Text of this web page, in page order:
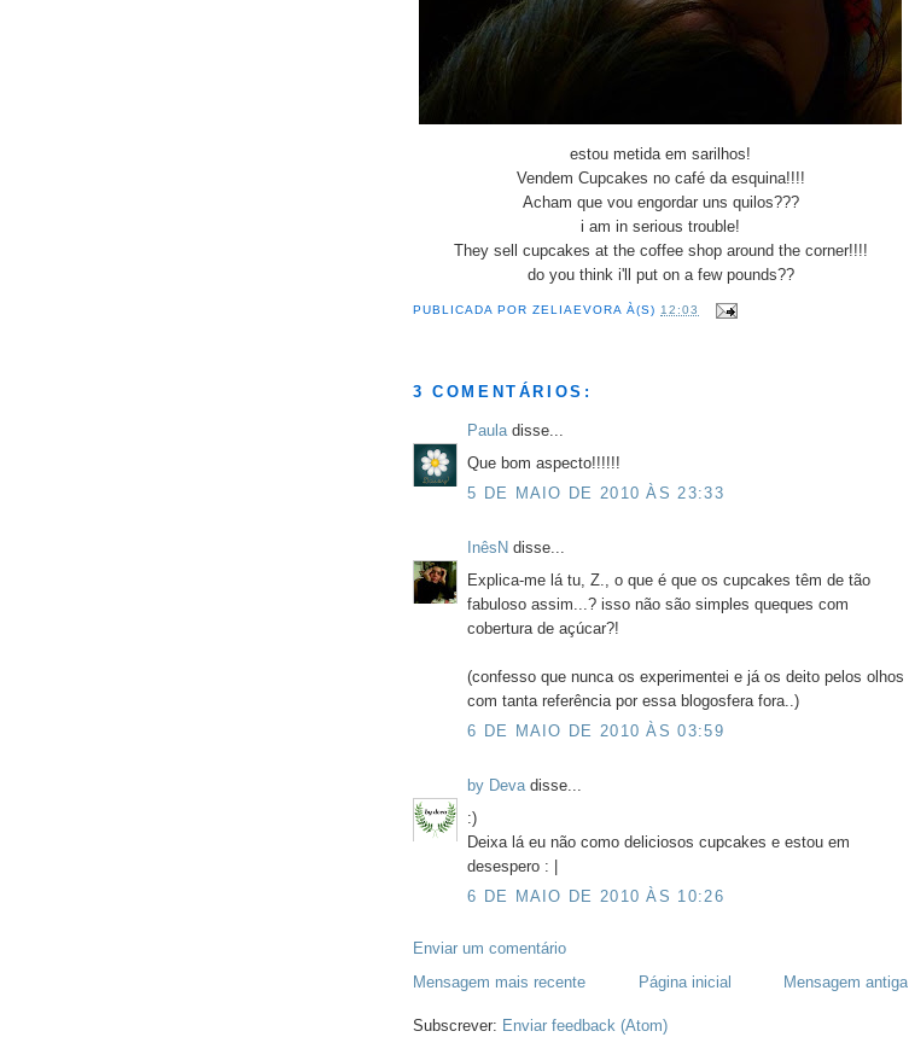
estou metida em sarilhos!
Vendem Cupcakes no café da esquina!!!!
Acham que vou engordar uns quilos???
i am in serious trouble!
They sell cupcakes at the coffee shop around the corner!!!!
do you think i'll put on a few pounds??
PUBLICADA PORZELIAEVORA À(S)12:03
3 COMENTÁRIOS:
Pauladisse...
Que bom aspecto!!!!!!
5 DE MAIO DE 2010 ÀS 23:33
InêsN disse...
Explica-me lá tu, Z., o que é que os cupcakes têm de tão
fabuloso assim...? isso não são simples queques com
cobertura de açúcar?!
(confesso que nunca os experimentei e já os deito pelos olhos
com tanta referência por essa blogosfera fora..)
6 DE MAIO DE 2010 ÀS 03:59
by Devadisse...
:)
Deixa lá eu não como deliciosos cupcakes e estou em
desespero : |
6 DE MAIO DE 2010 ÀS 10:26
Enviar um comentário
Mensagem mais recente
Mensagem antiga
Página inicial
Subscrever: Enviar feedback (Atom)